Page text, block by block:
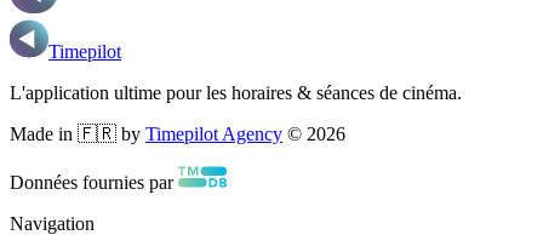
Timepilot
L'application ultime pour les horaires & séances de cinéma.
Made in 🇫🇷 by Timepilot Agency © 2026
Données fournies par
Navigation